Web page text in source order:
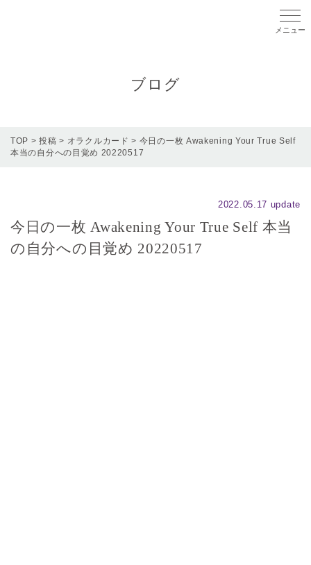
メニ
ブログ
TOP >投稿 > オラクルカード > 今日の一枚 Awakening Your True Self
本当の自分への目覚め 20220517
2022.05.17 update
今日の一枚 Awakening Your True Self 本当
の自分への目覚め 20220517